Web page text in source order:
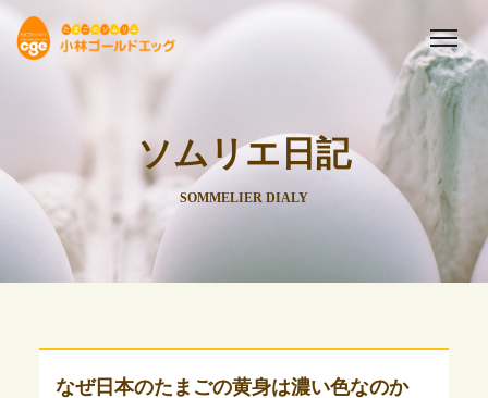
ソムリエ日記
SOMMELIER DIALY
なぜ日本のたまごの黄身は濃い色なのか